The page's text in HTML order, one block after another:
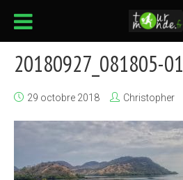
20180927_081805-01
29 octobre 2018 Christopher